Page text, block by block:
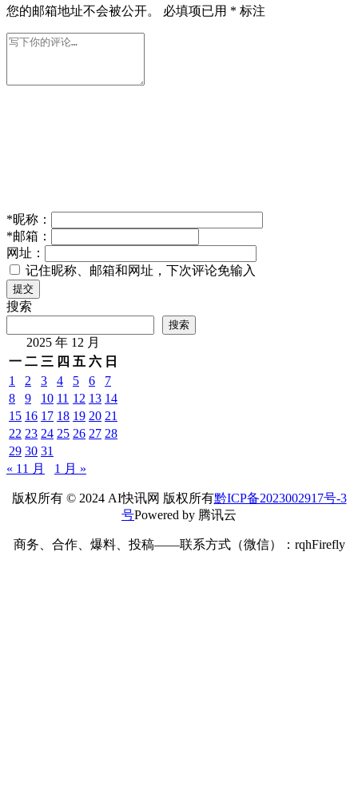
您的邮箱地址不会被公开。 必填项已用 * 标注
*昵称：
*邮箱：
网址：
记住昵称、邮箱和网址，下次评论免输入
提交
搜索
搜索
2025 年 12 月
一 二 三 四 五 六 日
1
2 3 4 5 6
7
8
9 10 11 12 13 14
15 16 17 18 19 20 21
22 23 24 25 26 27 28
29 30 31
« 11 月
1 月 »
版权所有 © 2024 AI快讯网 版权所有黔ICP备2023002917号-3
号Powered by 腾讯云
商务、合作、爆料、投稿——联系方式（微信）：rqhFirefly